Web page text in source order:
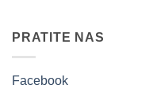
PRATITE NAS
Facebook